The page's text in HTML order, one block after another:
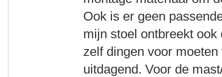
Ook is er geen
mijn stoel ontbreekt
zelf dingen voor
uitdagend. Voor de